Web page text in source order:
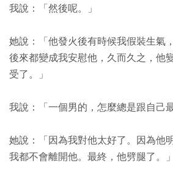
我說：「然後呢。」
她說：「他發火後有時候我假裝生氣
後來都變成我安慰他，久而久之，他
受了。」
我說：「一個男的，怎麼總是跟自己
她說：「因為我對他太好了。因為他
我都不會離開他。最終，他劈腿了。」